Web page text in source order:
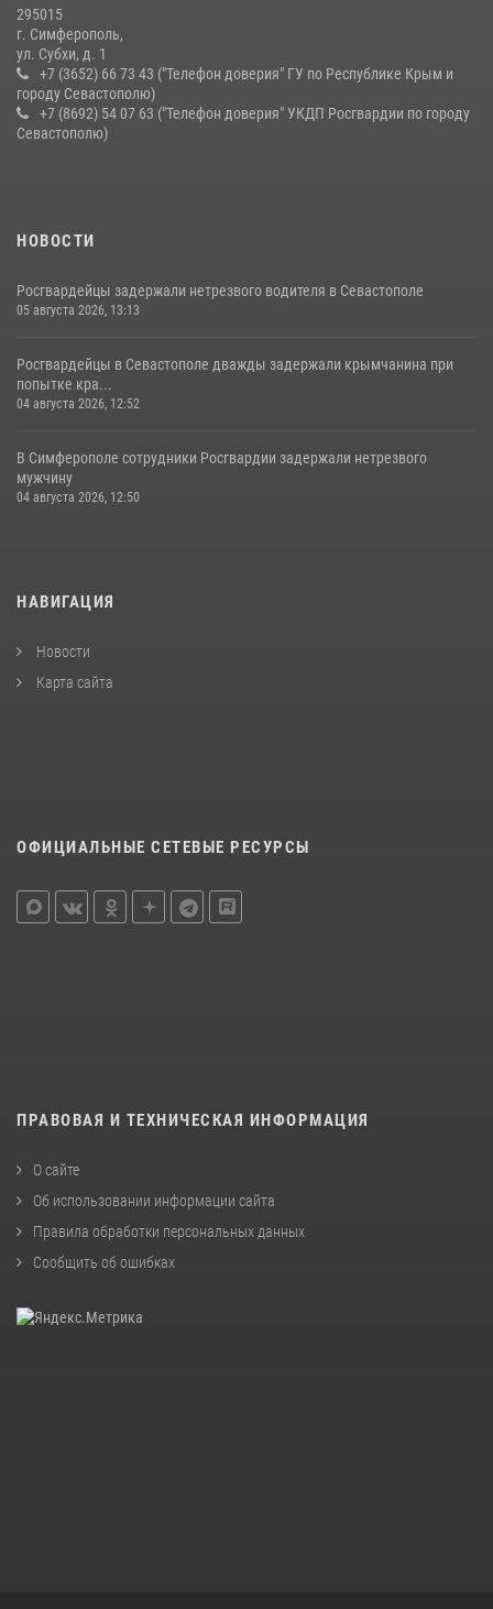
10 июля 2026, 15:10
295015
г. Симферополь,
ул. Субхи, д. 1
+7 (3652) 66 73 43 ("Телефон доверия" ГУ по Республике Крым и
городу Севастополю)
+7 (8692) 54 07 63 ("Телефон доверия" УКДП Росгвардии по городу
Севастополю)
НОВОСТИ
Росгвардейцы задержали нетрезвого водителя в Севастополе
05 августа 2026, 13:13
Росгвардейцы в Севастополе дважды задержали крымчанина при
попытке кра...
04 августа 2026, 12:52
В Симферополе сотрудники Росгвардии задержали нетрезвого
мужчину
04 августа 2026, 12:50
НАВИГАЦИЯ
Новости
Карта сайта
ОФИЦИАЛЬНЫЕ СЕТЕВЫЕ РЕСУРСЫ
ПРАВОВАЯ И ТЕХНИЧЕСКАЯ ИНФОРМАЦИЯ
О сайте
Об использовании информации сайта
Правила обработки персональных данных
Сообщить об ошибках